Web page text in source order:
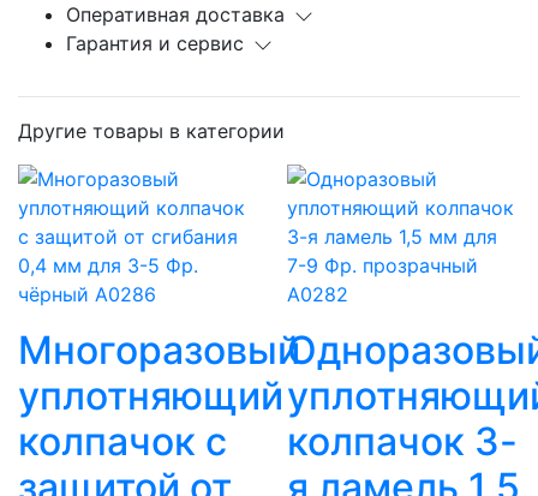
Оперативная доставка
Гарантия и сервис
Другие товары в категории
Многоразовый
уплотняющий
колпачок с
колпачок 3-